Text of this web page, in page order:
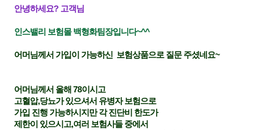
안녕하세요? 고객님
인스밸리 보험몰 백형화팀장입니다~^^
어머님께서 가입이 가능하신 보험상품으로 질문 주셨네요~
어머님께서 올해 78이시고
고혈압,당뇨가 있으셔서 유병자 보험으로
가입 진행 가능하시지만 각 진단비 한도가
제한이 있으시고,여러 보험사들 중에서